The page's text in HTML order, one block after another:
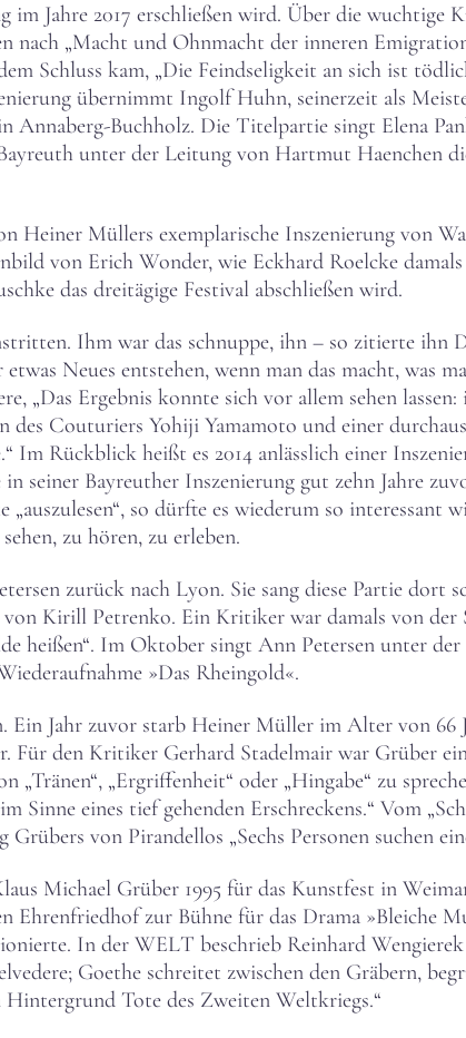
im Jahre 2017 erschließen wird. Über die
nach „Macht und Ohnmacht der inneren
Schluss kam, „Die Feindseligkeit an sich ist
übernimmt Ingolf Huhn, seinerzeit als
Annaberg-Buchholz. Die Titelpartie singt Elena
unter der Leitung von Hartmut Haenchen
Heiner Müllers exemplarische Inszenierung von
von Erich Wonder, wie Eckhard Roelcke
das dreitägige Festival abschließen wird.
Ihm war das schnuppe, ihn – so zitierte ihn
Neues entstehen, wenn man das macht, was
„Das Ergebnis konnte sich vor allem sehen
Couturiers Yohiji Yamamoto und einer
Im Rückblick heißt es 2014 anlässlich einer
seiner Bayreuther Inszenierung gut zehn Jahre
so dürfte es wiederum so interessant
zu hören, zu erleben.
zurück nach Lyon. Sie sang diese Partie dort
Kirill Petrenko. Ein Kritiker war damals von der
heißen“. Im Oktober singt Ann Petersen unter
»Das Rheingold«.
Ein Jahr zuvor starb Heiner Müller im Alter von 66
Für den Kritiker Gerhard Stadelmair war Grüber
„Tränen“, „Ergriffenheit“ oder „Hingabe“ zu
eines tief gehenden Erschreckens.“ Vom
von Pirandellos „Sechs Personen suchen
Michael Grüber 1995 für das Kunstfest in
Ehrenfriedhof zur Bühne für das Drama »Bleiche
In der WELT beschrieb Reinhard
Goethe schreitet zwischen den Gräbern,
Tote des Zweiten Weltkriegs.“